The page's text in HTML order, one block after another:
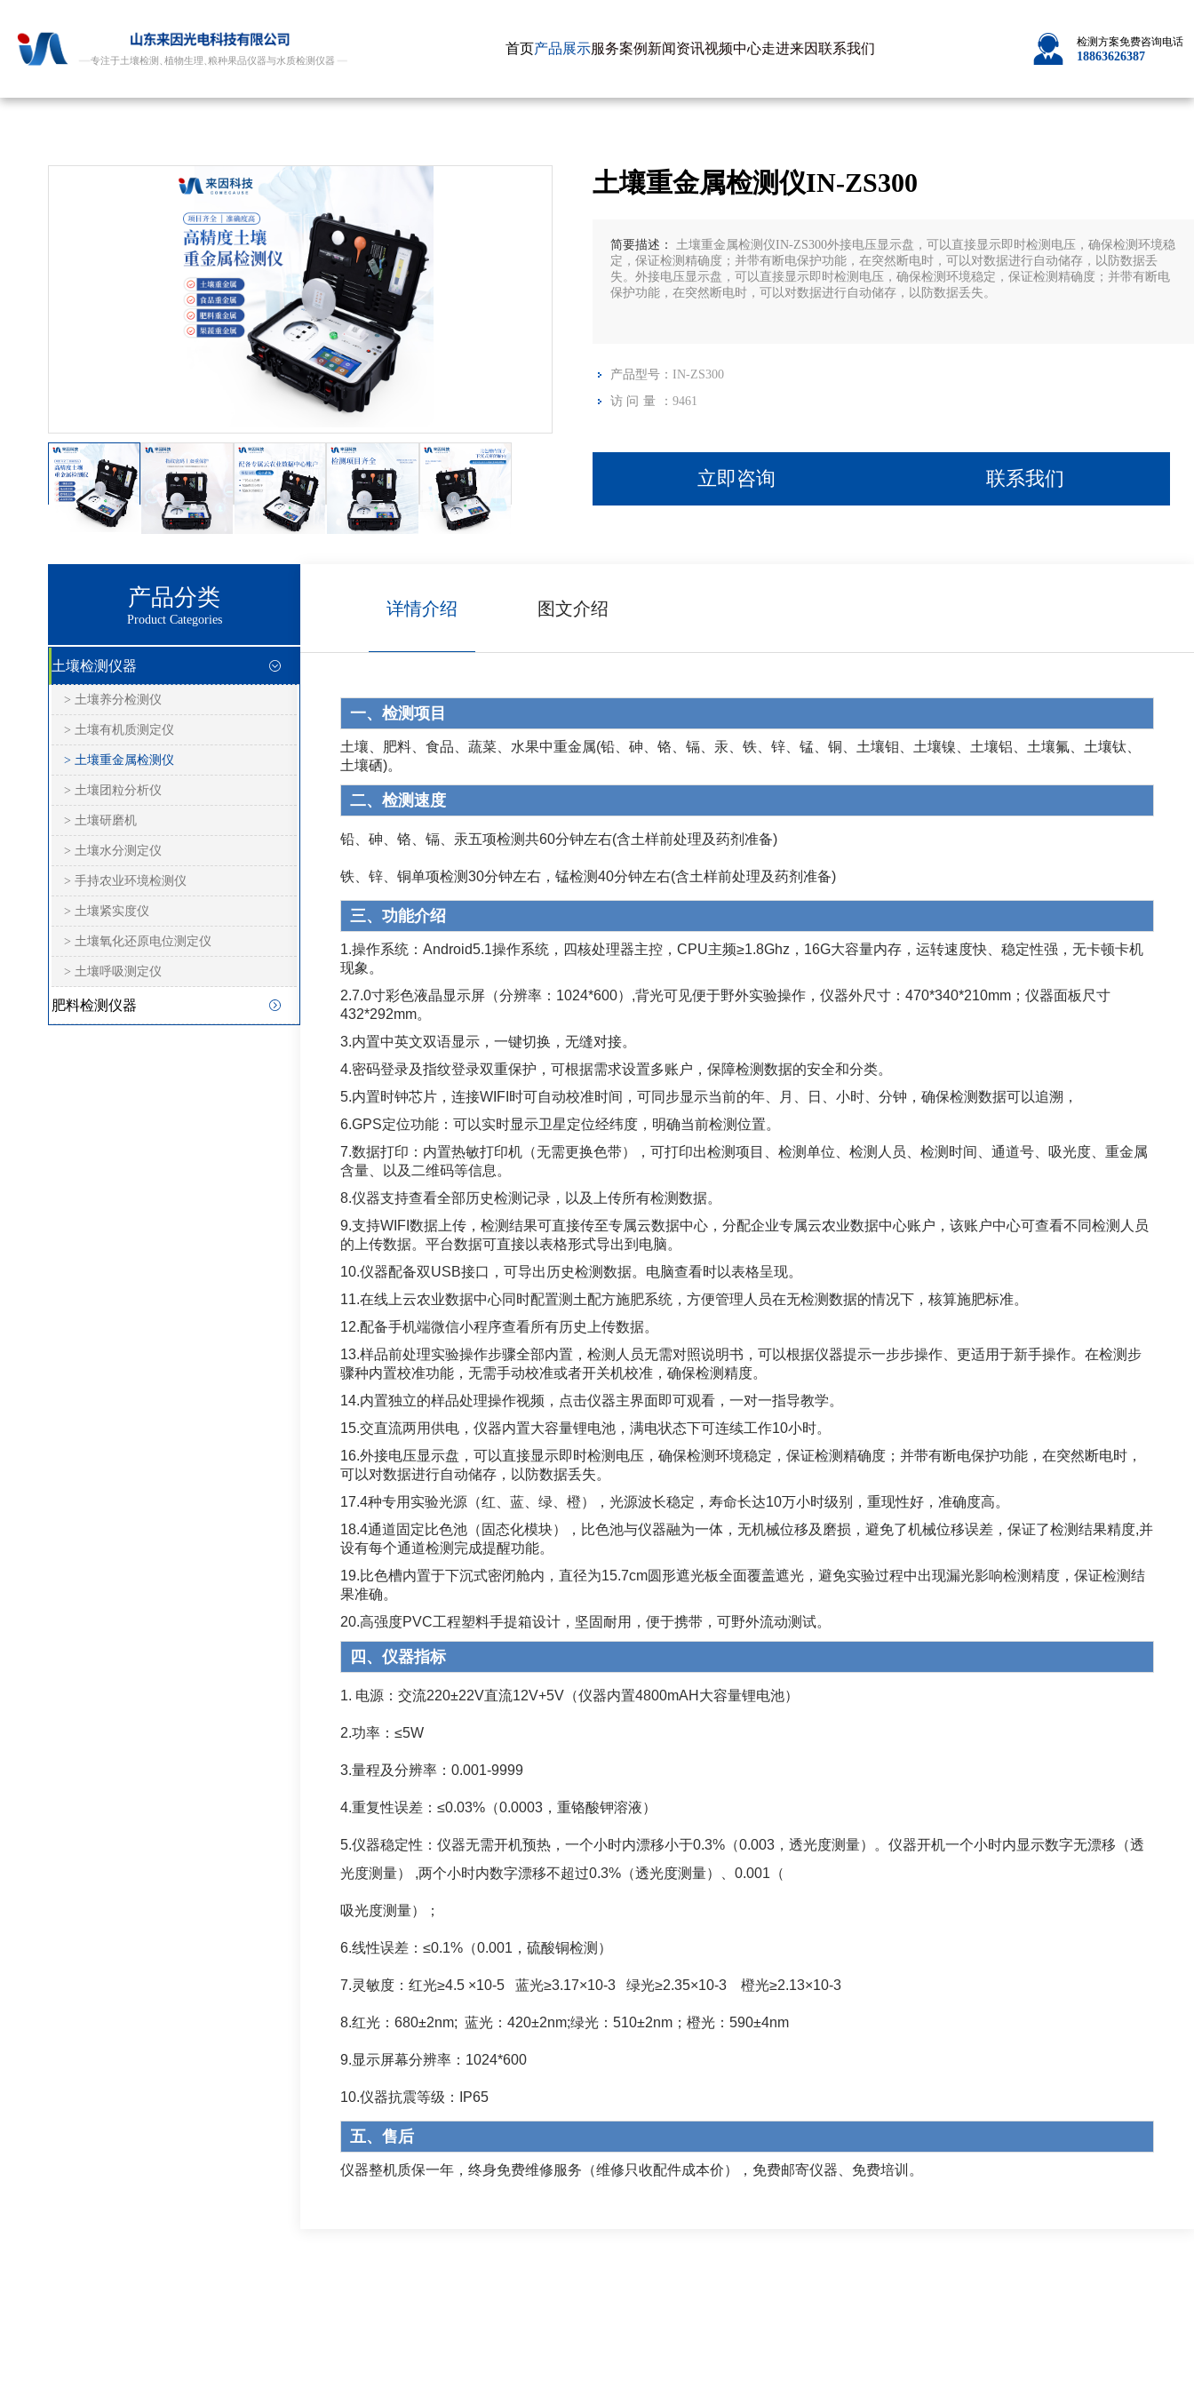
首页产品展示服务案例 新闻资讯视频中心走进来因联系我们 检测方案免费咨询电话
18863626387
土壤重金属检测仪IN-ZS300
简要描述：
土壤重金属检测仪IN-ZS300外接电压显示盘，可以直接显示即时检测电压，确保检测环境稳
定，保证检测精确度；并带有断电保护功能，在突然断电时，可以对数据进行自动储存，以防数据丢
失。外接电压显示盘，可以直接显示即时检测电压，确保检测环境稳定，保证检测精确度；并带有断电
保护功能，在突然断电时，可以对数据进行自动储存，以防数据丢失。
产品型号： IN-ZS300
访问量： 9461
立即咨询 联系我们
产品分类
Product Categories
土壤检测仪器
> 土壤养分检测仪
> 土壤有机质测定仪
> 土壤重金属检测仪
> 土壤团粒分析仪
> 土壤研磨机
> 土壤水分测定仪
> 手持农业环境检测仪
> 土壤紧实度仪
> 土壤氧化还原电位测定仪
> 土壤呼吸测定仪
肥料检测仪器
详情介绍 图文介绍
一、检测项目
土壤、肥料、食品、蔬菜、水果中重金属(铅、砷、铬、镉、汞、铁、锌、锰、铜、土壤钼、土壤镍、土壤铝、土壤氟、土壤钛、
土壤硒)。
二、检测速度
铅、砷、铬、镉、汞五项检测共60分钟左右(含土样前处理及药剂准备)
铁、锌、铜单项检测30分钟左右，锰检测40分钟左右(含土样前处理及药剂准备)
三、功能介绍
1.操作系统：Android5.1操作系统，四核处理器主控，CPU主频≥1.8Ghz，16G大容量内存，运转速度快、稳定性强，无卡顿卡机
现象。
2.7.0寸彩色液晶显示屏（分辨率：1024*600）,背光可见便于野外实验操作，仪器外尺寸：470*340*210mm；仪器面板尺寸
432*292mm。
3.内置中英文双语显示，一键切换，无缝对接。
4.密码登录及指纹登录双重保护，可根据需求设置多账户，保障检测数据的安全和分类。
5.内置时钟芯片，连接WIFI时可自动校准时间，可同步显示当前的年、月、日、小时、分钟，确保检测数据可以追溯，
6.GPS定位功能：可以实时显示卫星定位经纬度，明确当前检测位置。
7.数据打印：内置热敏打印机（无需更换色带），可打印出检测项目、检测单位、检测人员、检测时间、通道号、吸光度、重金属
含量、以及二维码等信息。
8.仪器支持查看全部历史检测记录，以及上传所有检测数据。
9.支持WIFI数据上传，检测结果可直接传至专属云数据中心，分配企业专属云农业数据中心账户，该账户中心可查看不同检测人员
的上传数据。平台数据可直接以表格形式导出到电脑。
10.仪器配备双USB接口，可导出历史检测数据。电脑查看时以表格呈现。
11.在线上云农业数据中心同时配置测土配方施肥系统，方便管理人员在无检测数据的情况下，核算施肥标准。
12.配备手机端微信小程序查看所有历史上传数据。
13.样品前处理实验操作步骤全部内置，检测人员无需对照说明书，可以根据仪器提示一步步操作、更适用于新手操作。在检测步
骤种内置校准功能，无需手动校准或者开关机校准，确保检测精度。
14.内置独立的样品处理操作视频，点击仪器主界面即可观看，一对一指导教学。
15.交直流两用供电，仪器内置大容量锂电池，满电状态下可连续工作10小时。
16.外接电压显示盘，可以直接显示即时检测电压，确保检测环境稳定，保证检测精确度；并带有断电保护功能，在突然断电时，
可以对数据进行自动储存，以防数据丢失。
17.4种专用实验光源（红、蓝、绿、橙），光源波长稳定，寿命长达10万小时级别，重现性好，准确度高。
18.4通道固定比色池（固态化模块），比色池与仪器融为一体，无机械位移及磨损，避免了机械位移误差，保证了检测结果精度,并
设有每个通道检测完成提醒功能。
19.比色槽内置于下沉式密闭舱内，直径为15.7cm圆形遮光板全面覆盖遮光，避免实验过程中出现漏光影响检测精度，保证检测结
果准确。
20.高强度PVC工程塑料手提箱设计，坚固耐用，便于携带，可野外流动测试。
四、仪器指标
1. 电源：交流220±22V直流12V+5V（仪器内置4800mAH大容量锂电池）
2.功率：≤5W
3.量程及分辨率：0.001-9999
4.重复性误差：≤0.03%（0.0003，重铬酸钾溶液）
5.仪器稳定性：仪器无需开机预热，一个小时内漂移小于0.3%（0.003，透光度测量）。仪器开机一个小时内显示数字无漂移（透
光度测量） ,两个小时内数字漂移不超过0.3%（透光度测量）、0.001（
吸光度测量）；
6.线性误差：≤0.1%（0.001，硫酸铜检测）
7.灵敏度：红光≥4.5 ×10-5 蓝光≥3.17×10-3 绿光≥2.35×10-3 橙光≥2.13×10-3
8.红光：680±2nm; 蓝光：420±2nm;绿光：510±2nm；橙光：590±4nm
9.显示屏幕分辨率：1024*600
10.仪器抗震等级：IP65
五、售后
仪器整机质保一年，终身免费维修服务（维修只收配件成本价），免费邮寄仪器、免费培训。